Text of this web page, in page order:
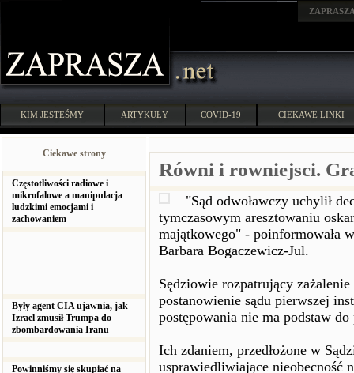
KIM JESTEŚMY ARTYKUŁY COVID-19 CIEKAWE LINKI
Ciekawe strony
Częstotliwości radiowe i
mikrofalowe a manipulacja
ludzkimi emocjami i
zachowaniem
Były agent CIA ujawnia, jak
Izrael zmusił Trumpa do
zbombardowania Iranu
Powinniśmy się skupiać na
Równi i rowniejsci.
"Sąd odwoławczy uchylił
tymczasowym aresztowaniu
majątkowego" - poinformowała
Barbara Bogaczewicz-Jul.
Sędziowie rozpatrujący
postanowienie sądu pierwszej
postępowania nie ma podstaw
Ich zdaniem, przedłożone w
usprawiedliwiające nieobecność